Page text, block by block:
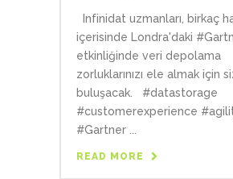
Infinidat uzmanları, birkaç
içerisinde Londra'daki
etkinliğinde veri depolama
zorluklarınızı ele almak için
buluşacak. #datastorage
#customerexperience
#Gartner ...
READ MORE